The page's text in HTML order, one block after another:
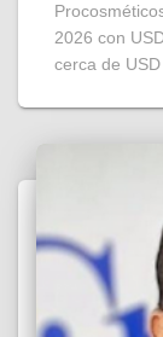
2026 con
cerca de